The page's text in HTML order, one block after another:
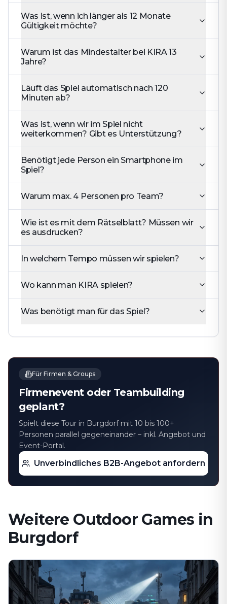
Was ist, wenn ich länger als 12 Monate
Gültigkeit möchte?
Warum ist das Mindestalter bei KIRA 13
Jahre?
Läuft das Spiel automatisch nach 120
Minuten ab?
Was ist, wenn wir im Spiel nicht
weiterkommen? Gibt es Unterstützung?
Benötigt jede Person ein Smartphone im
Spiel?
Warum max. 4 Personen pro Team?
Wie ist es mit dem Rätselblatt? Müssen wir
es ausdrucken?
In welchem Tempo müssen wir spielen?
Wo kann man KIRA spielen?
Was benötigt man für das Spiel?
Für Firmen & Groups
Firmenevent oder Teambuilding
geplant?
Spielt diese Tour in Burgdorf mit 10 bis 100+
Personen parallel gegeneinander – inkl. Angebot und
Event-Portal.
Unverbindliches B2B-Angebot anfordern
Weitere Outdoor Games in
Burgdorf